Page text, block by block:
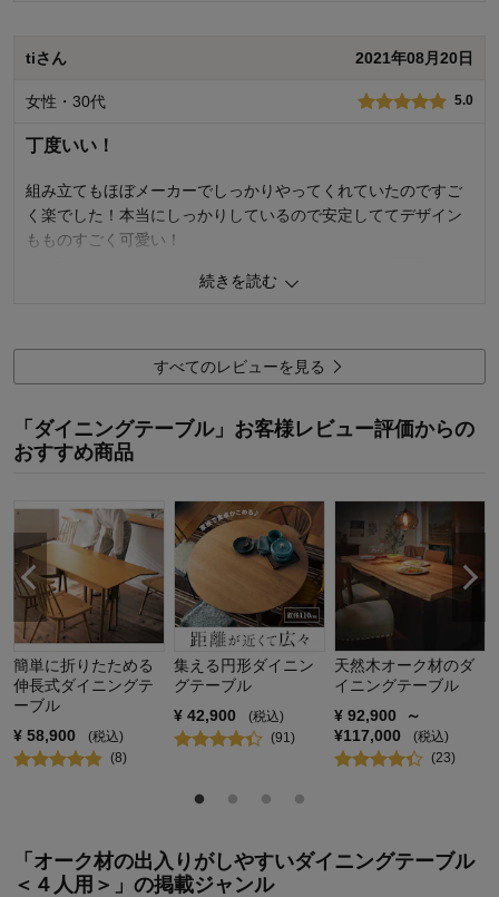
デザイン・色
購入のきっかけ：
買い足し
商品を使う人：
自分、配偶者、子供、来客用
tiさん 2021年08月20日
女性・30代 5.0
丁度いい！
組み立てもほぼメーカーでしっかりやってくれていたのですご
く楽でした！本当にしっかりしているので安定しててデザイン
もものすごく可愛い！
続きを読む
すべてのレビューを見る
「ダイニングテーブル」お客様レビュー評価からの
おすすめ商品
簡単に折りたためる
伸長式ダイニングテ
ーブル
¥ 58,900
(税込)
(8)
集える円形ダイニン
グテーブル
¥ 42,900
(税込)
(91)
天然木オーク材のダ
イニングテーブル
¥ 92,900
～
¥117,000
(税込)
(23)
「オーク材の出入りがしやすいダイニングテーブル
＜４人用＞」の掲載ジャンル